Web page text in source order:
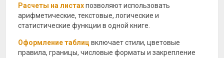
Расчеты на листахпозволяют использовать
арифметические, текстовые, логические и
статистические функции в одной книге.
Оформление таблиц включает стили, цветовые
правила, границы, числовые форматы и закрепление